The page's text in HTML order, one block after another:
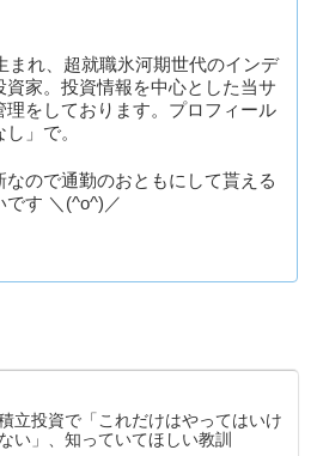
まれ、超就職氷河期世代のインデ
資家。投資情報を中心とした当サ
理をしております。プロフィール
」で。
なので通勤のおともにして貰える
です ＼(^o^)／
立投資で「これだけはやってはいけ
ない」、知っていてほしい教訓